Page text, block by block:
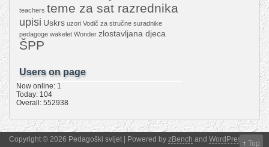
teachers teme za sat razrednika
upisi Uskrs uzori Vodič za stručne suradnike
pedagoge wakelet Wonder zlostavljana djeca
ŠPP
Users on page
Now online: 1
Today: 104
Overall: 552938
Copyright © 2026 Pedagoški svijet | Powered by zBench and WordPress ↑ Top